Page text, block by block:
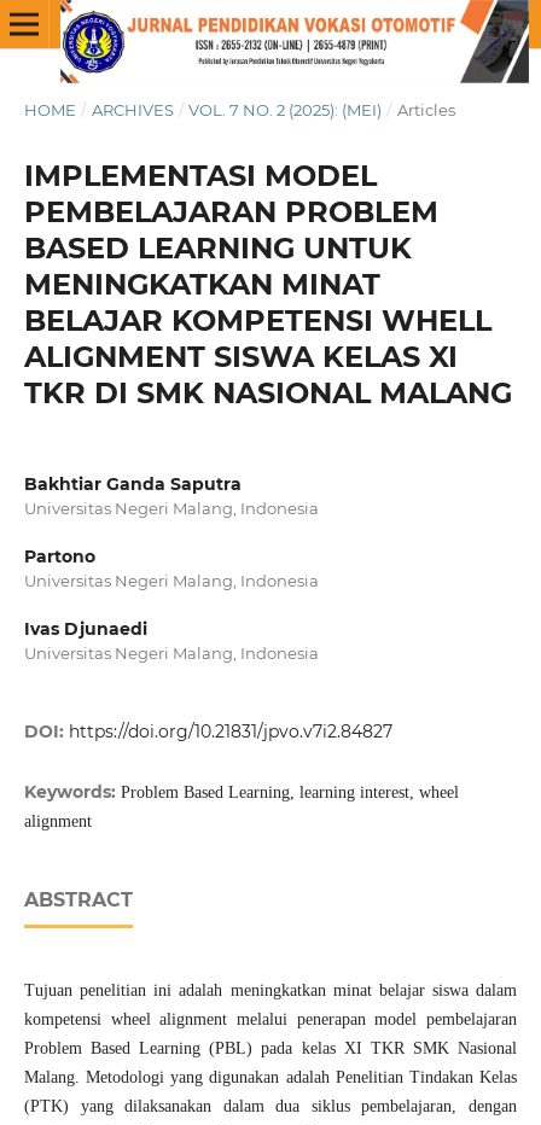
HOME / ARCHIVES / VOL. 7 NO. 2 (2025): (MEI) / Articles
IMPLEMENTASI MODEL
PEMBELAJARAN PROBLEM
BASED LEARNING UNTUK
MENINGKATKAN MINAT
BELAJAR KOMPETENSI WHELL
ALIGNMENT SISWA KELAS XI
TKR DI SMK NASIONAL MALANG
Bakhtiar Ganda Saputra
Universitas Negeri Malang, Indonesia
Partono
Universitas Negeri Malang, Indonesia
Ivas Djunaedi
Universitas Negeri Malang, Indonesia
DOI: https://doi.org/10.21831/jpvo.v7i2.84827
Keywords: Problem Based Learning, learning interest, wheel
alignment
ABSTRACT
Tujuan penelitian ini adalah meningkatkan minat belajar siswa dalam
kompetensi wheel alignment melalui penerapan model pembelajaran
Problem Based Learning (PBL) pada kelas XI TKR SMK Nasional
Malang. Metodologi yang digunakan adalah Penelitian Tindakan Kelas
(PTK) yang dilaksanakan dalam dua siklus pembelajaran, dengan